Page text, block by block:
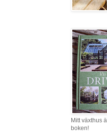
Mitt växthus
boken!